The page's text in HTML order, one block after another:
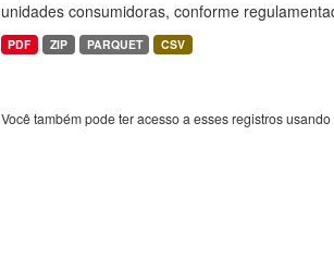
unidades consumidoras, conforme
PDF ZIP PARQUET CSV
Você também pode ter acesso a esses registros usando